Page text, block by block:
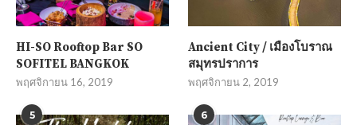
HI-SO Rooftop Bar SO
SOFITEL BANGKOK
พฤศจิกายน 16, 2019
Ancient City / เมืองโบราณ
สมุทรปราการ
พฤศจิกายน 2, 2019
5 6